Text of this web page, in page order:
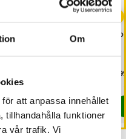
Om
att anpassa innehållet
tillhandahålla funktioner
vår trafik. Vi
1,5x3m
brun -
lager, levereras inom 1-2 vardagar
Köp